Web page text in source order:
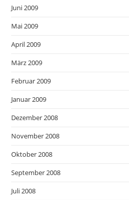
Juni 2009
Mai 2009
April 2009
März 2009
Februar 2009
Januar 2009
Dezember 2008
November 2008
Oktober 2008
September 2008
Juli 2008